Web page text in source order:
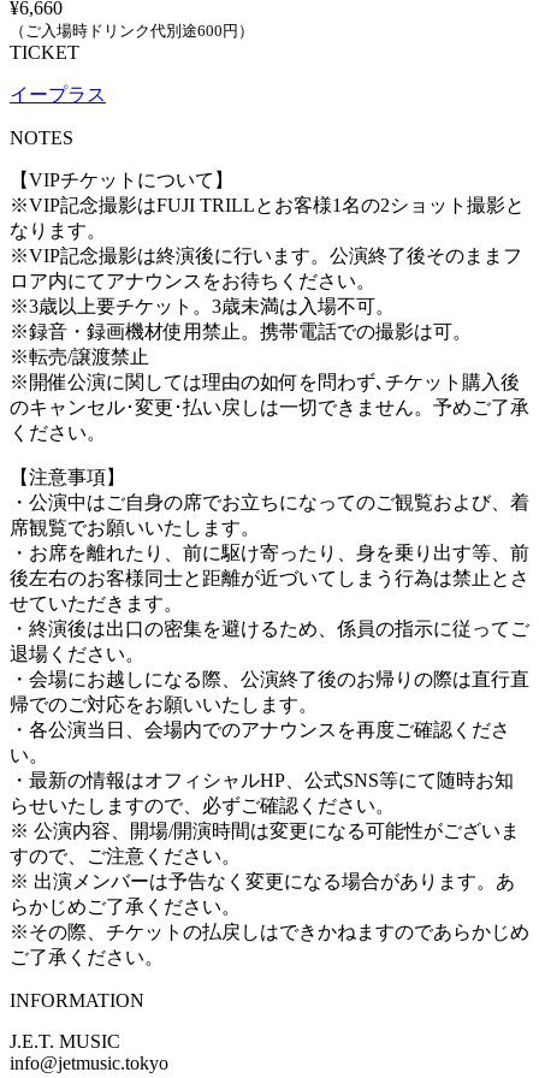
¥6,660
（ご入場時ドリンク代別途600円）
TICKET
イープラス
NOTES
【VIPチケットについて】
※VIP記念撮影はFUJI TRILLとお客様1名の2ショット撮影と
なります。
※VIP記念撮影は終演後に行います。公演終了後そのままフ
ロア内にてアナウンスをお待ちください。
※3歳以上要チケット。3歳未満は入場不可。
※録音・録画機材使用禁止。携帯電話での撮影は可。
※転売/譲渡禁止
※開催公演に関しては理由の如何を問わず､チケット購入後
のキャンセル･変更･払い戻しは一切できません。予めご了承
ください。
【注意事項】
・公演中はご自身の席でお立ちになってのご観覧および、着
席観覧でお願いいたします。
・お席を離れたり、前に駆け寄ったり、身を乗り出す等、前
後左右のお客様同士と距離が近づいてしまう行為は禁止とさ
せていただきます。
・終演後は出口の密集を避けるため、係員の指示に従ってご
退場ください。
・会場にお越しになる際、公演終了後のお帰りの際は直行直
帰でのご対応をお願いいたします。
・各公演当日、会場内でのアナウンスを再度ご確認くださ
い。
・最新の情報はオフィシャルHP、公式SNS等にて随時お知
らせいたしますので、必ずご確認ください。
※ 公演内容、開場/開演時間は変更になる可能性がございま
すので、ご注意ください。
※ 出演メンバーは予告なく変更になる場合があります。あ
らかじめご了承ください。
※その際、チケットの払戻しはできかねますのであらかじめ
ご了承ください。
INFORMATION
J.E.T. MUSIC
info@jetmusic.tokyo